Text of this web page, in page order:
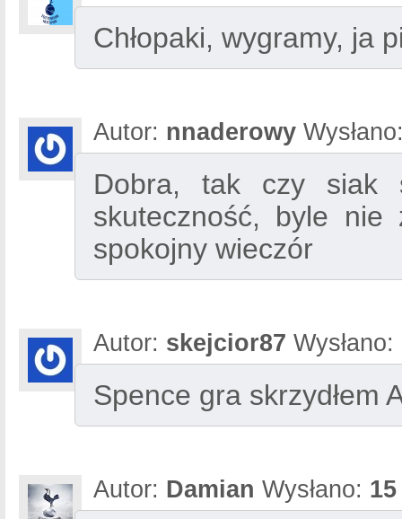
Chłopaki, wygramy, ja
Autor: nnaderowy
Dobra, tak czy siak
skuteczność, byle
spokojny wieczór
Autor: skejcior87 Wysłano:
Spence gra skrzydłem
Autor: Damian Wysłano: